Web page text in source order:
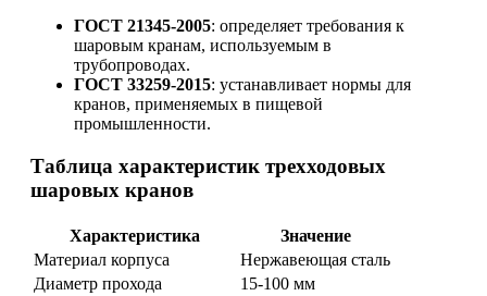
ГОСТ 21345-2005: определяет требования к
шаровым кранам, используемым в
трубопроводах.
ГОСТ 33259-2015: устанавливает нормы для
кранов, применяемых в пищевой
промышленности.
Таблица характеристик трехходовых
шаровых кранов
Характеристика
Значение
Материал корпуса
Нержавеющая сталь
Диаметр прохода
15-100 мм